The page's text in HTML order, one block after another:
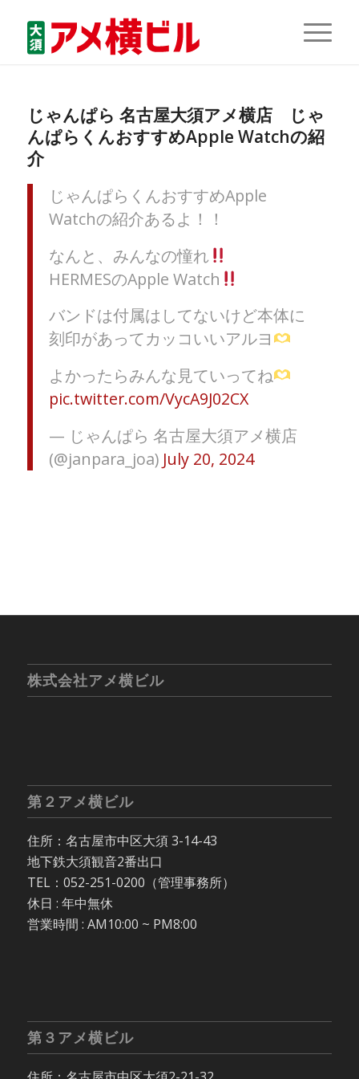
じゃんぱら 名古屋大須アメ横店 じゃ
んぱらくんおすすめApple Watchの紹
介
じゃんぱらくんおすすめApple
Watchの紹介あるよ！！
なんと、みんなの憧れ
HERMESのApple Watch
バンドは付属はしてないけど本体に
刻印があってカッコいいアルヨ
よかったらみんな見ていってね
pic.twitter.com/VycA9J02CX
— じゃんぱら 名古屋大須アメ横店
(@janpara_joa) July 20, 2024
株式会社アメ横ビル
第２アメ横ビル
住所：名古屋市中区大須 3-14-43
地下鉄大須観音2番出口
TEL：052-251-0200（管理事務所）
休日 : 年中無休
営業時間 : AM10:00 ~ PM8:00
第３アメ横ビル